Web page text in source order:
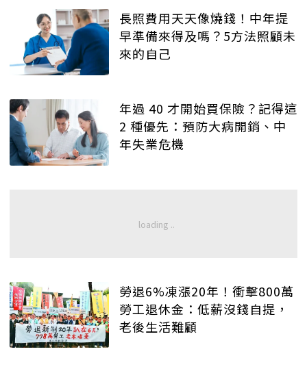
長照費用天天像燒錢！中年提
早準備來得及嗎？5方法照顧未
來的自己
年過 40 才開始買保險？記得這
2 種優先：預防大病開銷、中
年失業危機
勞退6%凍漲20年！衝擊800萬
勞工退休金：低薪沒錢自提，
老後生活難顧